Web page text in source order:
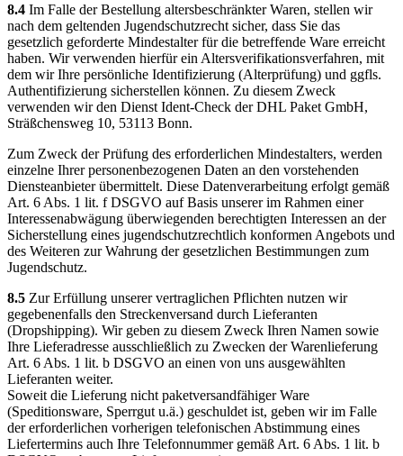
8.4 Im Falle der Bestellung altersbeschränkter Waren, stellen wir
nach dem geltenden Jugendschutzrecht sicher, dass Sie das
gesetzlich geforderte Mindestalter für die betreffende Ware erreicht
haben. Wir verwenden hierfür ein Altersverifikationsverfahren, mit
dem wir Ihre persönliche Identifizierung (Alterprüfung) und ggfls.
Authentifizierung sicherstellen können. Zu diesem Zweck
verwenden wir den Dienst Ident-Check der DHL Paket GmbH,
Sträßchensweg 10, 53113 Bonn.
Zum Zweck der Prüfung des erforderlichen Mindestalters, werden
einzelne Ihrer personenbezogenen Daten an den vorstehenden
Diensteanbieter übermittelt. Diese Datenverarbeitung erfolgt gemäß
Art. 6 Abs. 1 lit. f DSGVO auf Basis unserer im Rahmen einer
Interessenabwägung überwiegenden berechtigten Interessen an der
Sicherstellung eines jugendschutzrechtlich konformen Angebots und
des Weiteren zur Wahrung der gesetzlichen Bestimmungen zum
Jugendschutz.
8.5 Zur Erfüllung unserer vertraglichen Pflichten nutzen wir
gegebenenfalls den Streckenversand durch Lieferanten
(Dropshipping). Wir geben zu diesem Zweck Ihren Namen sowie
Ihre Lieferadresse ausschließlich zu Zwecken der Warenlieferung
Art. 6 Abs. 1 lit. b DSGVO an einen von uns ausgewählten
Lieferanten weiter.
Soweit die Lieferung nicht paketversandfähiger Ware
(Speditionsware, Sperrgut u.ä.) geschuldet ist, geben wir im Falle
der erforderlichen vorherigen telefonischen Abstimmung eines
Liefertermins auch Ihre Telefonnummer gemäß Art. 6 Abs. 1 lit. b